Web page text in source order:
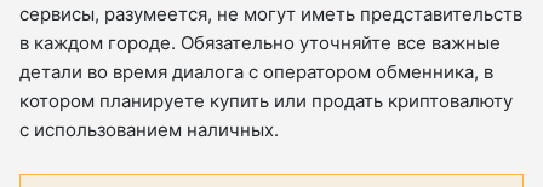
сервисы, разумеется, не могут иметь представительств
в каждом городе. Обязательно уточняйте все важные
детали во время диалога с оператором обменника, в
котором планируете купить или продать криптовалюту
с использованием наличных.